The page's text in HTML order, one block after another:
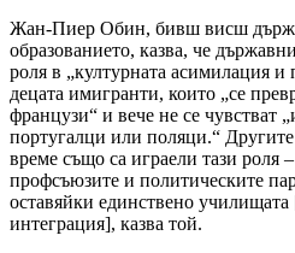
Жан-Пиер Обин, бивш висш
образованието, казва, че
роля в „културната асимилация и
децата имигранти, които „се
французи“ и вече не се чувстват
португалци или поляци.“
време също са играели тази роля
профсъюзите и политическите
оставяйки единствено училищата
интеграция], казва той.